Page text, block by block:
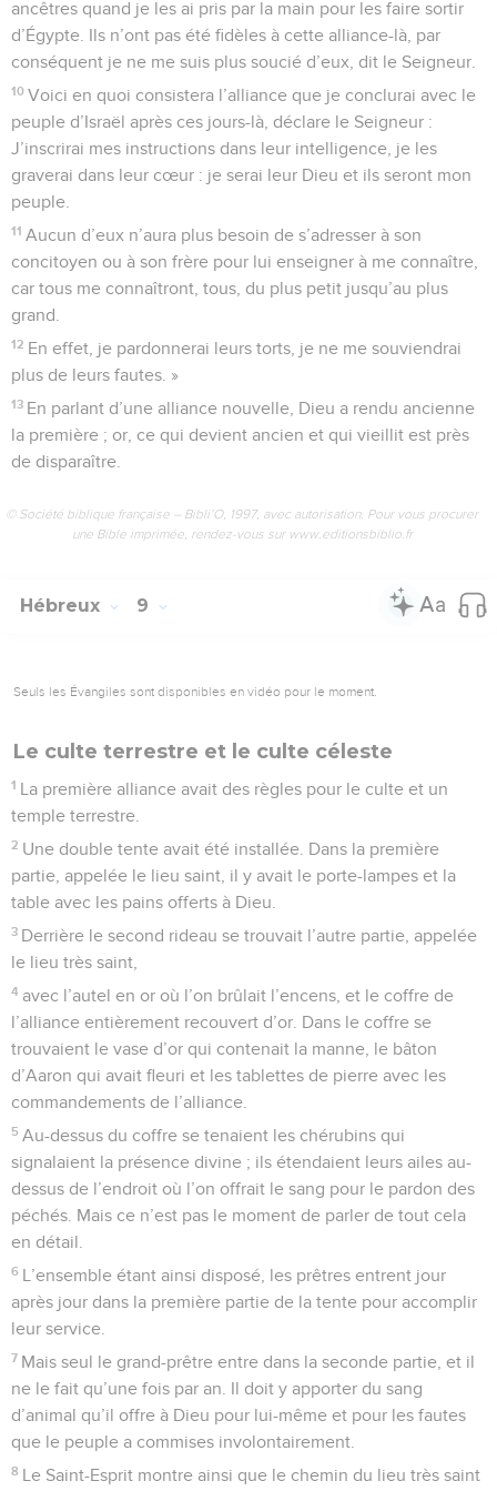
ancêtres quand je les ai pris par la main pour les faire sortir
d’Égypte. Ils n’ont pas été fidèles à cette alliance-là, par
conséquent je ne me suis plus soucié d’eux, dit le Seigneur.
10 Voici en quoi consistera l’alliance que je conclurai avec le
peuple d’Israël après ces jours-là, déclare le Seigneur :
J’inscrirai mes instructions dans leur intelligence, je les
graverai dans leur cœur : je serai leur Dieu et ils seront mon
peuple.
11 Aucun d’eux n’aura plus besoin de s’adresser à son
concitoyen ou à son frère pour lui enseigner à me connaître,
car tous me connaîtront, tous, du plus petit jusqu’au plus
grand.
12 En effet, je pardonnerai leurs torts, je ne me souviendrai
plus de leurs fautes. »
13 En parlant d’une alliance nouvelle, Dieu a rendu ancienne
la première ; or, ce qui devient ancien et qui vieillit est près
de disparaître.
© Société biblique française – Bibli’O, 1997, avec autorisation. Pour vous procurer
une Bible imprimée, rendez-vous sur www.editionsbiblio.fr
Hébreux 9
Seuls les Évangiles sont disponibles en vidéo pour le moment.
Le culte terrestre et le culte céleste
1 La première alliance avait des règles pour le culte et un
temple terrestre.
2 Une double tente avait été installée. Dans la première
partie, appelée le lieu saint, il y avait le porte-lampes et la
table avec les pains offerts à Dieu.
3 Derrière le second rideau se trouvait l’autre partie, appelée
le lieu très saint,
4 avec l’autel en or où l’on brûlait l’encens, et le coffre de
l’alliance entièrement recouvert d’or. Dans le coffre se
trouvaient le vase d’or qui contenait la manne, le bâton
d’Aaron qui avait fleuri et les tablettes de pierre avec les
commandements de l’alliance.
5 Au-dessus du coffre se tenaient les chérubins qui
signalaient la présence divine ; ils étendaient leurs ailes au-
dessus de l’endroit où l’on offrait le sang pour le pardon des
péchés. Mais ce n’est pas le moment de parler de tout cela
en détail.
6 L’ensemble étant ainsi disposé, les prêtres entrent jour
après jour dans la première partie de la tente pour accomplir
leur service.
7 Mais seul le grand-prêtre entre dans la seconde partie, et il
ne le fait qu’une fois par an. Il doit y apporter du sang
d’animal qu’il offre à Dieu pour lui-même et pour les fautes
que le peuple a commises involontairement.
8 Le Saint-Esprit montre ainsi que le chemin du lieu très saint